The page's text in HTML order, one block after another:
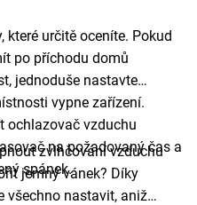
které určitě oceníte. Pokud
po příchodu domů
jednoduše nastavte
vypne zařízení.
ochlazovač vzduchu
na požadovaný čas a
spánek.
zvlhčování vzduchu
jemný vánek? Díky
všechno nastavit, aniž